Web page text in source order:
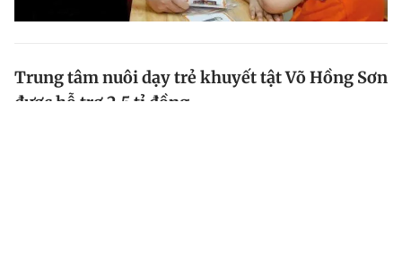
Trung tâm nuôi dạy trẻ khuyết tật Võ Hồng Sơn
được hỗ trợ 2,5 tỉ đồng